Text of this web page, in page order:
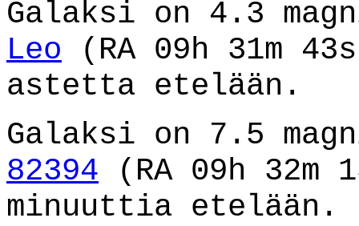
Galaksi on 4.3
Leo (RA 09h 31m
astetta etelään.
Galaksi on 7.5
82394 (RA 09h 32m
minuuttia etelään.